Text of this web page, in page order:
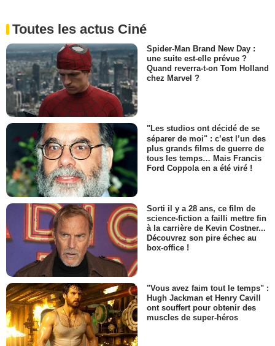
Toutes les actus Ciné
Spider-Man Brand New Day :
une suite est-elle prévue ?
Quand reverra-t-on Tom Holland
chez Marvel ?
"Les studios ont décidé de se
séparer de moi" : c’est l’un des
plus grands films de guerre de
tous les temps… Mais Francis
Ford Coppola en a été viré !
Sorti il y a 28 ans, ce film de
science-fiction a failli mettre fin
à la carrière de Kevin Costner...
Découvrez son pire échec au
box-office !
"Vous avez faim tout le temps" :
Hugh Jackman et Henry Cavill
ont souffert pour obtenir des
muscles de super-héros